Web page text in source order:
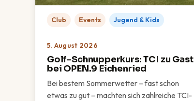
Club Events Jugend & Kids
5. August 2026
Golf-Schnupperkurs: TCI zu Gast
bei OPEN.9 Eichenried
Bei bestem Sommerwetter – fast schon
etwas zu gut – machten sich zahlreiche TCI-